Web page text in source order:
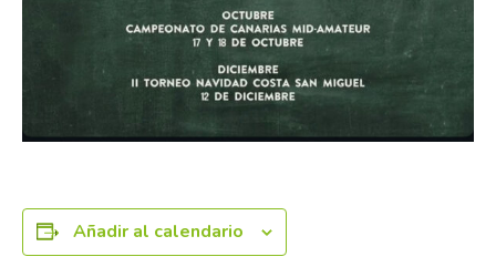
Añadir al calendario